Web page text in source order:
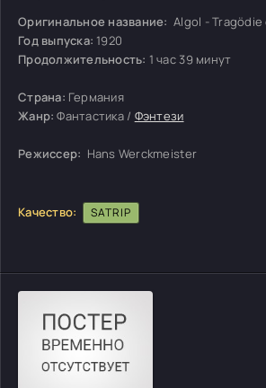
Оригинальное название: Algol -
Год выпуска: 1920
Продолжительность: 1 час 39 минут
Страна: Германия
Жанр: Фантастика / Фэнтези
Режиссер: Hans Werckmeister
Качество: SATRIP